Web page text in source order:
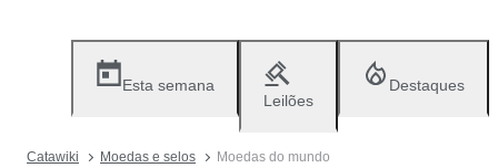
Esta semana
Leilões
Destaques
Catawiki Moedas e selos Moedas do mundo